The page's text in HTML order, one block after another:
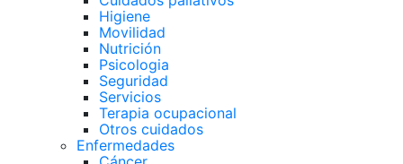
Higiene
Movilidad
Nutrición
Psicologia
Seguridad
Servicios
Terapia ocupacional
Otros cuidados
Enfermedades